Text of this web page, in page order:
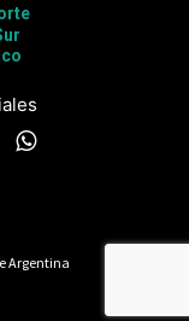
Argentina